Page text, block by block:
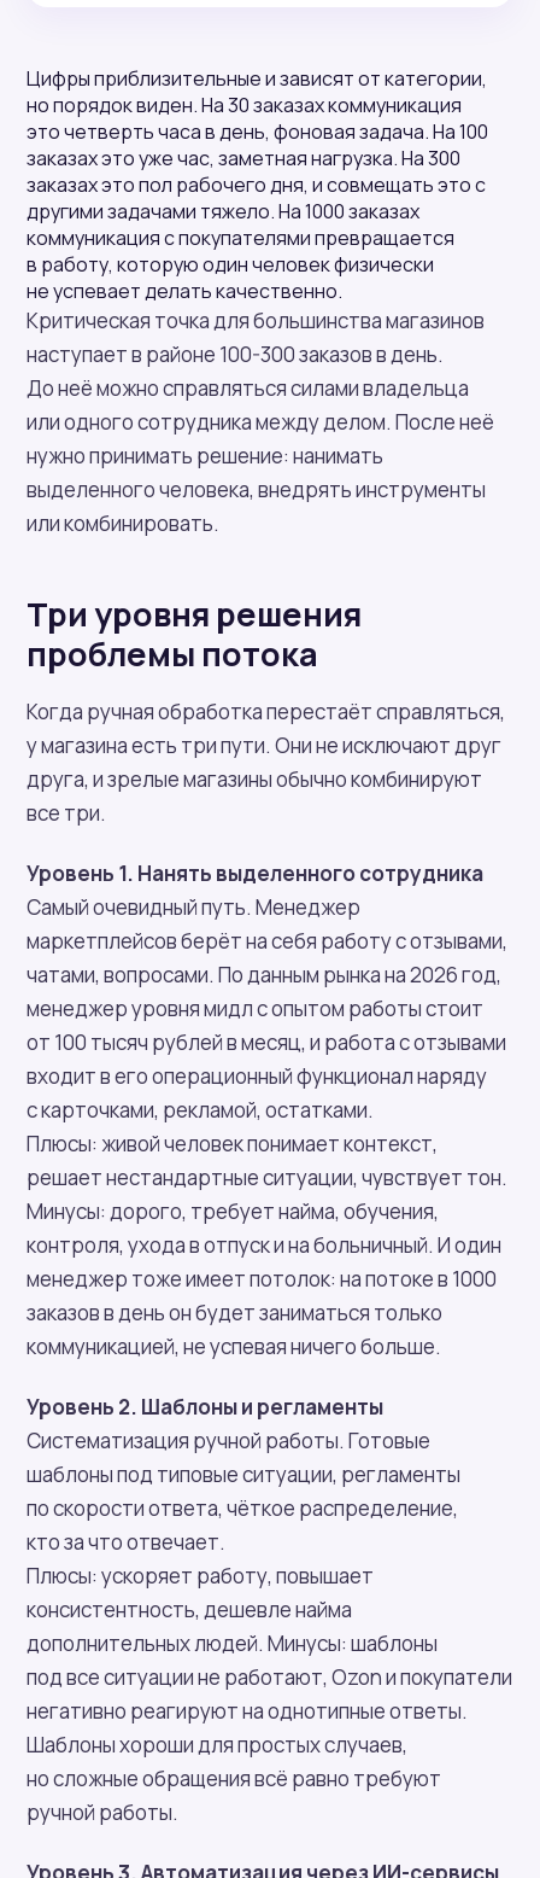
Цифры приблизительные и зависят от категории,
но порядок виден. На 30 заказах коммуникация
это четверть часа в день, фоновая задача. На 100
заказах это уже час, заметная нагрузка. На 300
заказах это пол рабочего дня, и совмещать это с
другими задачами тяжело. На 1000 заказах
коммуникация с покупателями превращается
в работу, которую один человек физически
не успевает делать качественно.
Критическая точка для большинства магазинов
наступает в районе 100-300 заказов в день.
До неё можно справляться силами владельца
или одного сотрудника между делом. После неё
нужно принимать решение: нанимать
выделенного человека, внедрять инструменты
или комбинировать.
Три уровня решения
проблемы потока
Когда ручная обработка перестаёт справляться,
у магазина есть три пути. Они не исключают друг
друга, и зрелые магазины обычно комбинируют
все три.
Уровень 1. Нанять выделенного сотрудника
Самый очевидный путь. Менеджер
маркетплейсов берёт на себя работу с отзывами,
чатами, вопросами. По данным рынка на 2026 год,
менеджер уровня мидл с опытом работы стоит
от 100 тысяч рублей в месяц, и работа с отзывами
входит в его операционный функционал наряду
с карточками, рекламой, остатками.
Плюсы: живой человек понимает контекст,
решает нестандартные ситуации, чувствует тон.
Минусы: дорого, требует найма, обучения,
контроля, ухода в отпуск и на больничный. И один
менеджер тоже имеет потолок: на потоке в 1000
заказов в день он будет заниматься только
коммуникацией, не успевая ничего больше.
Уровень 2. Шаблоны и регламенты
Систематизация ручной работы. Готовые
шаблоны под типовые ситуации, регламенты
по скорости ответа, чёткое распределение,
кто за что отвечает.
Плюсы: ускоряет работу, повышает
консистентность, дешевле найма
дополнительных людей. Минусы: шаблоны
под все ситуации не работают, Ozon и покупатели
негативно реагируют на однотипные ответы.
Шаблоны хороши для простых случаев,
но сложные обращения всё равно требуют
ручной работы.
Уровень 3. Автоматизация через ИИ-сервисы